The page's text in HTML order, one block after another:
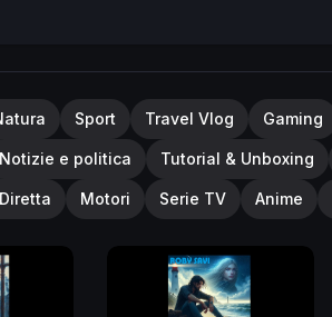
Sport Travel Vlog Gaming
Notizie e politica Tutorial & Unboxing
Motori Serie TV Anime